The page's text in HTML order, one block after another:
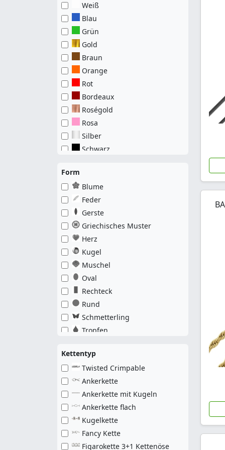
Weiß
Blau
Grün
Gold
Braun
Orange
Rot
Bordeaux
Roségold
Rosa
Silber
Schwarz
Form
Blume
Feder
Gerste
Griechisches Muster
Herz
Kugel
Muschel
Oval
Rechteck
Rund
Schmetterling
Tropfen
Kettentyp
Twisted Crimpable
Ankerkette
Ankerkette mit Kugeln
Ankerkette flach
Kugelkette
Fancy Kette
Figarokette 3+1 Kettenöse